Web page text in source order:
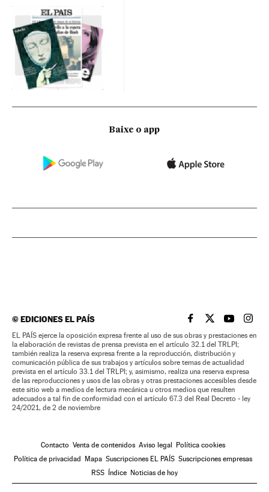
Baixe o app
©EDICIONES EL PAÍS EL PAÍS BRASIL EN
EL PAÍSEL PAÍS
EL
EL PAÍS ejerce la oposición expresa frente al uso de sus obras y prestaciones en
la elaboración de revistas de prensa prevista en el artículo 32.1 del TRLPI;
también realiza la reserva expresa frente a la reproducción, distribución y
comunicación pública de sus trabajos y artículos sobre temas de actualidad
prevista en el artículo 33.1 del TRLPI; y, asimismo, realiza una reserva expresa
de las reproducciones y usos de las obras y otras prestaciones accesibles desde
este sitio web a medios de lectura mecánica u otros medios que resulten
adecuados a tal fin de conformidad con el artículo 67.3 del Real Decreto - ley
24/2021, de 2 de noviembre
Contacto Venta de contenidos Aviso legal Política cookies
Política de privacidad Mapa Suscripciones EL PAÍS Suscripciones empresas
RSS Índice Noticias de hoy